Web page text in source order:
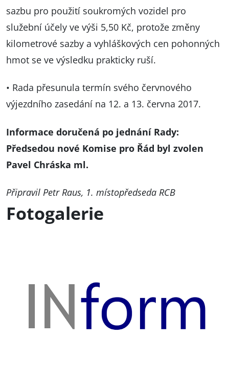
sazbu pro použití soukromých vozidel pro
služební účely ve výši 5,50 Kč, protože změny
kilometrové sazby a vyhláškových cen pohonných
hmot se ve výsledku prakticky ruší.
• Rada přesunula termín svého červnového
výjezdního zasedání na 12. a 13. června 2017.
Informace doručená po jednání Rady:
Předsedou nové Komise pro Řád byl zvolen
Pavel Chráska ml.
Připravil Petr Raus, 1. místopředseda RCB
Fotogalerie